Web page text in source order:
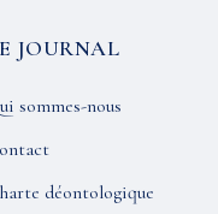
JOURNAL
sommes-nous
déontologique